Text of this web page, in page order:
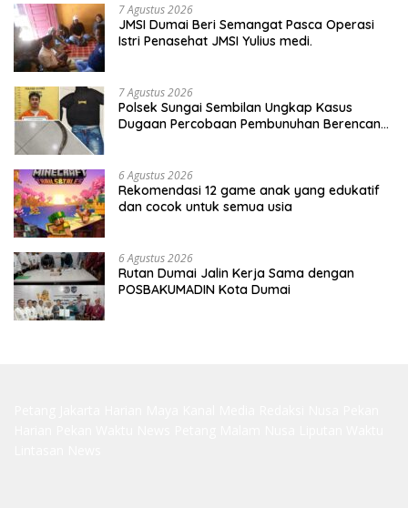
7 Agustus 2026
JMSI Dumai Beri Semangat Pasca Operasi
Istri Penasehat JMSI Yulius medi.
7 Agustus 2026
Polsek Sungai Sembilan Ungkap Kasus
Dugaan Percobaan Pembunuhan Berencana,
6 Agustus 2026
Rekomendasi 12 game anak yang edukatif
dan cocok untuk semua usia
6 Agustus 2026
Rutan Dumai Jalin Kerja Sama dengan
POSBAKUMADIN Kota Dumai